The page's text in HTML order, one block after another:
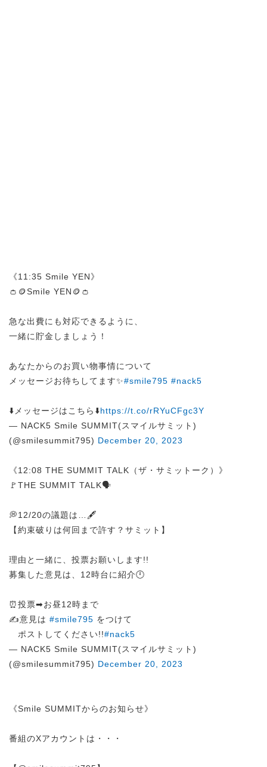
《11:35 Smile YEN》
👛🪙Smile YEN🪙👛
急な出費にも対応できるように、
一緒に貯金しましょう！
あなたからのお買い物事情について
メッセージお待ちしてます✨#smile795 #nack5
⬇️メッセージはこちら⬇️https://t.co/rRYuCFgc3Y
— NACK5 Smile SUMMIT(スマイルサミット)
(@smilesummit795) December 20, 2023
《12:08 THE SUMMIT TALK（ザ・サミットーク）》
🚩THE SUMMIT TALK🗣️
💭12/20の議題は…🖋️
【約束破りは何回まで許す？サミット】
理由と一緒に、投票お願いします!!
募集した意見は、12時台に紹介🕛
⏰投票➡︎お昼12時まで
✍️意見は #smile795 をつけて
ポストしてください!!#nack5
— NACK5 Smile SUMMIT(スマイルサミット)
(@smilesummit795) December 20, 2023
《Smile SUMMITからのお知らせ》
番組のXアカウントは・・・